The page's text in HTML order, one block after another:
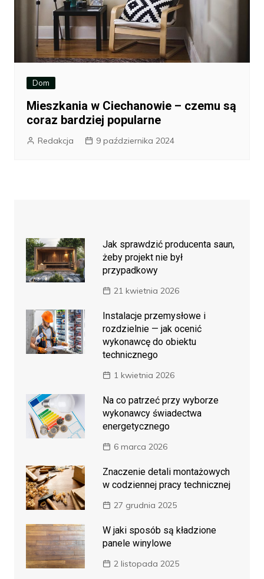
Dom
Mieszkania w Ciechanowie – czemu są
coraz bardziej popularne
Redakcja 9 października 2024
Jak sprawdzić producenta saun,
żeby projekt nie był
przypadkowy
21 kwietnia 2026
Instalacje przemysłowe i
rozdzielnie — jak ocenić
wykonawcę do obiektu
technicznego
1 kwietnia 2026
Na co patrzeć przy wyborze
wykonawcy świadectwa
energetycznego
6 marca 2026
Znaczenie detali montażowych
w codziennej pracy technicznej
27 grudnia 2025
W jaki sposób są kładzione
panele winylowe
2 listopada 2025